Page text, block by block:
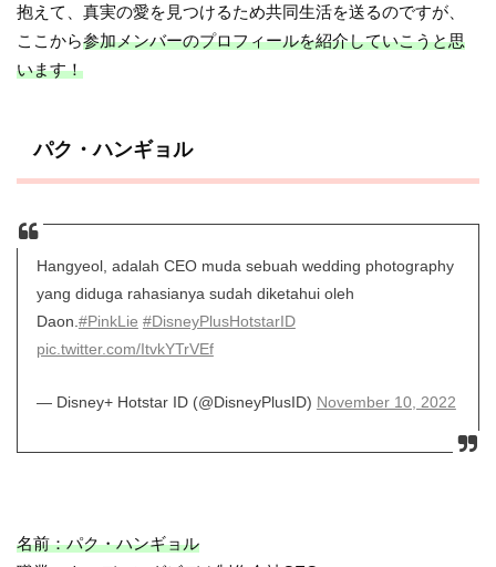
抱えて、真実の愛を見つけるため共同生活を送るのですが、
ここから参加メンバーのプロフィールを紹介していこうと思
います！
パク・ハンギョル
Hangyeol, adalah CEO muda sebuah wedding photography
yang diduga rahasianya sudah diketahui oleh
Daon. #PinkLie #DisneyPlusHotstarID
pic.twitter.com/ItvkYTrVEf
— Disney+ Hotstar ID (@DisneyPlusID) November 10, 2022
名前：パク・ハンギョル